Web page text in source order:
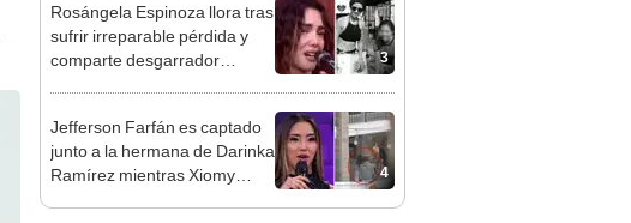
bajo”
3
Rosángela Espinoza llora tras
sufrir irreparable pérdida y
comparte desgarrador
4
Jefferson Farfán es captado
junto a la hermana de Darinka
Ramírez mientras Xiomy